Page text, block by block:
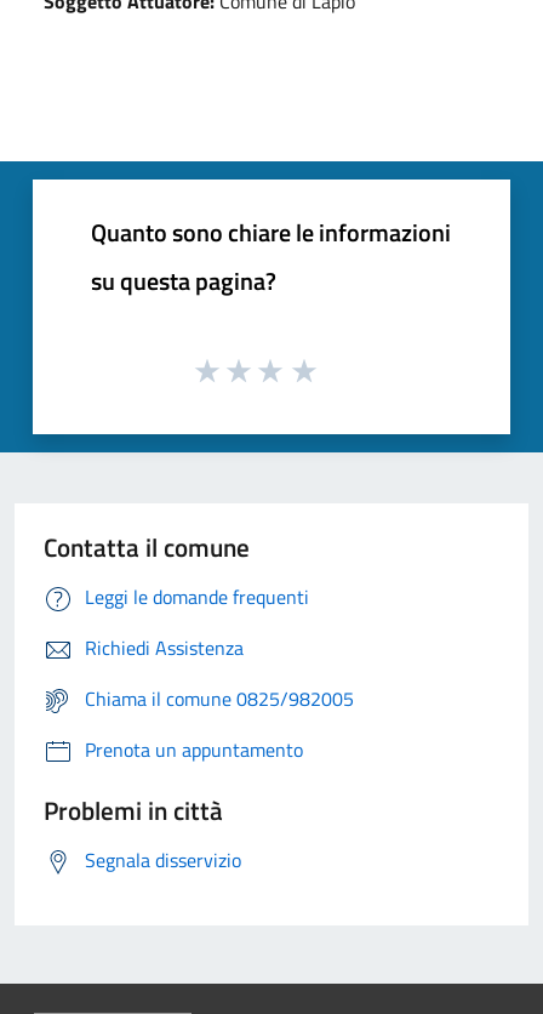
Quanto sono chiare le informazioni
su questa pagina?
Contatta il comune
Leggi le domande frequenti
Richiedi Assistenza
Chiama il comune 0825/982005
Prenota un appuntamento
Problemi in città
Segnala disservizio